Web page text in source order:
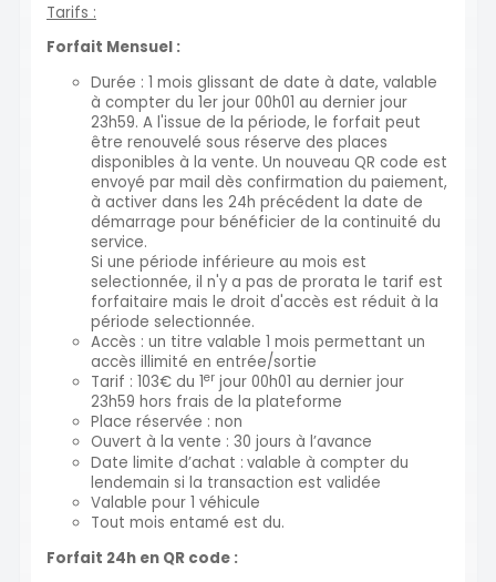
Tarifs :
Forfait Mensuel :
Durée : 1 mois glissant de date à date, valable
à compter du 1er jour 00h01 au dernier jour
23h59. A l'issue de la période, le forfait peut
être renouvelé sous réserve des places
disponibles à la vente. Un nouveau QR code est
envoyé par mail dès confirmation du paiement,
à activer dans les 24h précédent la date de
démarrage pour bénéficier de la continuité du
service.
Si une période inférieure au mois est
selectionnée, il n'y a pas de prorata le tarif est
forfaitaire mais le droit d'accès est réduit à la
période selectionnée.
Accès : un titre valable 1 mois permettant un
accès illimité en entrée/sortie
Tarif : 103€ du 1er jour 00h01 au dernier jour
23h59 hors frais de la plateforme
Place réservée : non
Ouvert à la vente : 30 jours à l’avance
Date limite d’achat : valable à compter du
lendemain si la transaction est validée
Valable pour 1 véhicule
Tout mois entamé est du.
Forfait 24h en QR code :